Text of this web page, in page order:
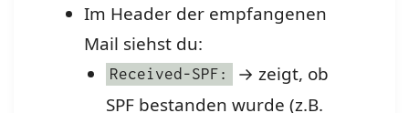
Im Header der empfangenen
Mail siehst du:
Received-SPF:
→ zeigt, ob
SPF bestanden wurde (z.B.